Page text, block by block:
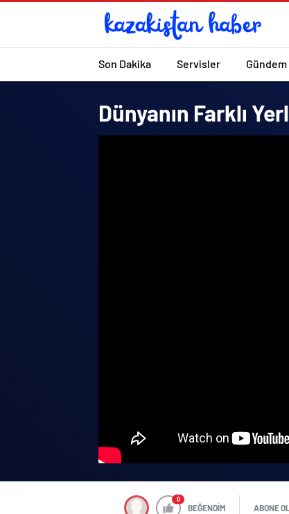
Son Dakika Servisler Gündem
Dünyanın Farklı
0
BEĞENDİM ABONE